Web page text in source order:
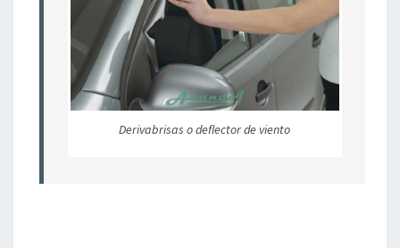
Derivabrisas o deflector de viento